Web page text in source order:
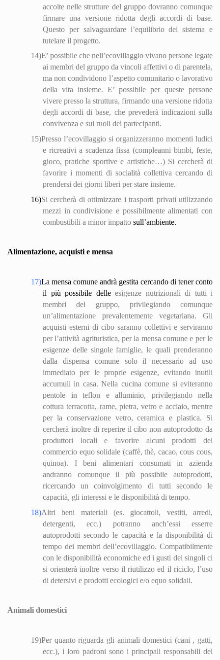
accolte nelle strutture del gruppo dovranno comunque
firmare una versione ridotta degli accordi di base.
Questo per salvaguardare l’equilibrio del sistema e
tutelare il progetto.
14)E’ possibile che nell’ecovillaggio vivano persone legate
ai membri del gruppo da vincoli affettivi o di parentela,
ma non condividono l’aspetto comunitario o lavorativo
della vita insieme. E’ possibile per queste persone
vivere presso la struttura, firmando una versione ridotta
degli accordi di base, che prevederà indicazioni sulla
convivenza e sui ruoli dei partecipanti.
15)Presso l’ecovillaggio si organizzeranno momenti ludici
e ricreativi a scadenza fissa (compleanni bimbi, feste,
gioco, pratiche sportive e artistiche…) Si cercherà di
favorire i momenti di socialità collettiva cercando di
prendersi dei giorni liberi per stare insieme.
16)Si cercherà di ottimizzare i trasporti privati utilizzando
mezzi in condivisione e possibilmente alimentati con
combustibili a minor impatto sull’ambiente.
Alimentazione, acquisti e mensa
17)La mensa comune andrà gestita cercando di tener conto
il più possibile delleesigenze nutrizionali di tutti i
membri del gruppo, privilegiando comunque
un’alimentazione prevalentemente vegetariana. Gli
acquisti esterni di cibo saranno collettivi e serviranno
per l’attività agrituristica, per la mensa comune e per le
esigenze delle singole famiglie, le quali prenderanno
dalla dispensa comune solo il necessario ad uso
immediato per le proprie esigenze, evitando inutili
accumuli in casa. Nella cucina comune si eviteranno
pentole in teflon e alluminio, privilegiando nella
cottura terracotta, rame, pietra, vetro e acciaio, mentre
per la conservazione vetro, ceramica e plastica. Si
cercherà inoltre di reperire il cibo non autoprodotto da
produttori locali e favorire alcuni prodotti del
commercio equo solidale (caffè, thè, cacao, cous cous,
quinoa). I beni alimentari consumati in azienda
andranno comunque il più possibile autoprodotti,
ricercando un coinvolgimento di tutti secondo le
capacità, gli interessi e le disponibilità di tempo.
18)Altri beni materiali (es. giocattoli, vestiti, arredi,
detergenti, ecc.) potranno anch’essi esserre
autoprodotti secondo le capacità e la disponibilità di
tempo dei membri dell’ecovillaggio. Compatibilmente
con le disponibilità economiche ed i gusti dei singoli ci
si orienterà inoltre verso il riutilizzo ed il riciclo, l’uso
di detersivi e prodotti ecologici e/o equo solidali.
Animali domestici
19)Per quanto riguarda gli animali domestici (cani , gatti,
ecc.), i loro padroni sono i principali responsabili del